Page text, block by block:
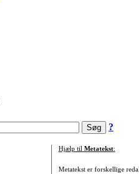
?
Hjælp til Metatekst:
Metatekst er forskellige